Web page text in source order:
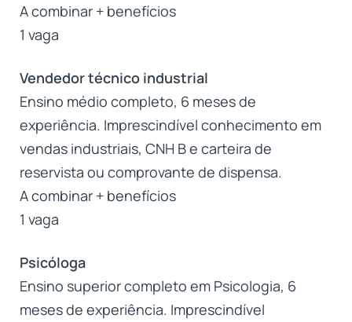
A combinar + benefícios
1 vaga
Vendedor técnico industrial
Ensino médio completo, 6 meses de
experiência. Imprescindível conhecimento em
vendas industriais, CNH B e carteira de
reservista ou comprovante de dispensa.
A combinar + benefícios
1 vaga
Psicóloga
Ensino superior completo em Psicologia, 6
meses de experiência. Imprescindível